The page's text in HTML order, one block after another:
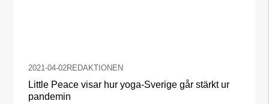
2021-04-02REDAKTIONEN
Little Peace visar hur yoga-Sverige går stärkt ur
pandemin